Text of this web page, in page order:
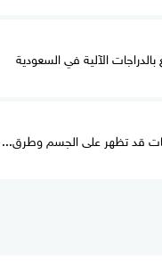
الآلية في السعودية
قد تظهر على الجسم وطرق...